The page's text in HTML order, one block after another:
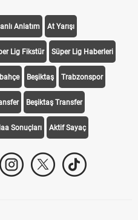
Anlatım At Yarışı
Lig Fikstür Süper Lig Haberleri
Beşiktaş Trabzonspor
Beşiktaş Transfer
Sonuçları Aktif Sayaç